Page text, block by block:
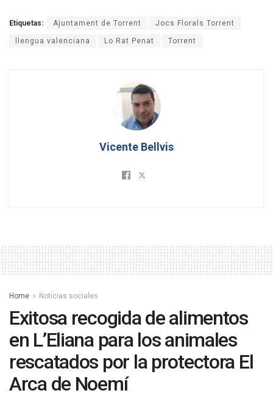
Etiquetas: Ajuntament de Torrent Jocs Florals Torrent
llengua valenciana Lo Rat Penat Torrent
Vicente Bellvis
Home Noticias sociales
Exitosa recogida de alimentos
en L’Eliana para los animales
rescatados por la protectora El
Arca de Noemí